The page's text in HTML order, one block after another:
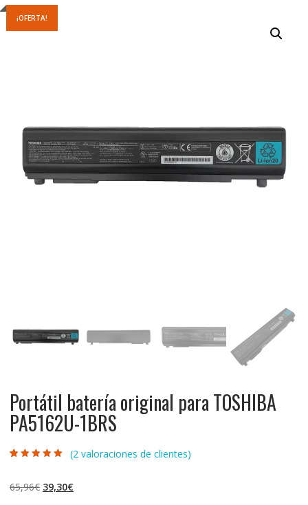
¡OFERTA!
Portátil batería original para TOSHIBA
PA5162U-1BRS
valoraciones de
(2valoraciones de clientes)
65,96€ El
39,30€El